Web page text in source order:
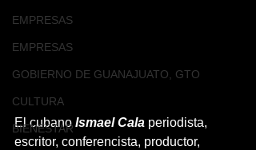
EMPRESAS
EMPRESAS
GOBIERNO DE GUANAJUATO, GTO
CULTURA
BIENESTAR
El cubano Ismael Cala periodista,
escritor, conferencista, productor,